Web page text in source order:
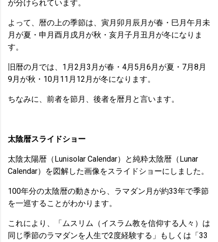
が分けられています。
よって、暦の上の季節は、寅月卯月辰月が春・巳月午月未
月が夏・申月酉月戌月が秋・亥月子月丑月が冬になりま
す。
旧暦の月では、1月2月3月が春・4月5月6月が夏・7月8月
9月が秋・10月11月12月が冬になります。
ちなみに、前者を節月、後者を暦月と言います。
太陰暦スライドショー
太陰太陽暦（Lunisolar Calendar）と純粋太陰暦（Lunar
Calendar）を図解した画像をスライドショーにしました。
100年分の太陰暦の動きから、ラマダン月が約33年で季節
を一巡することがわかります。
これにより、「ムスリム（イスラム教を信仰する人々）は
同じ季節のラマダンを人生で2度経験する」もしくは「33